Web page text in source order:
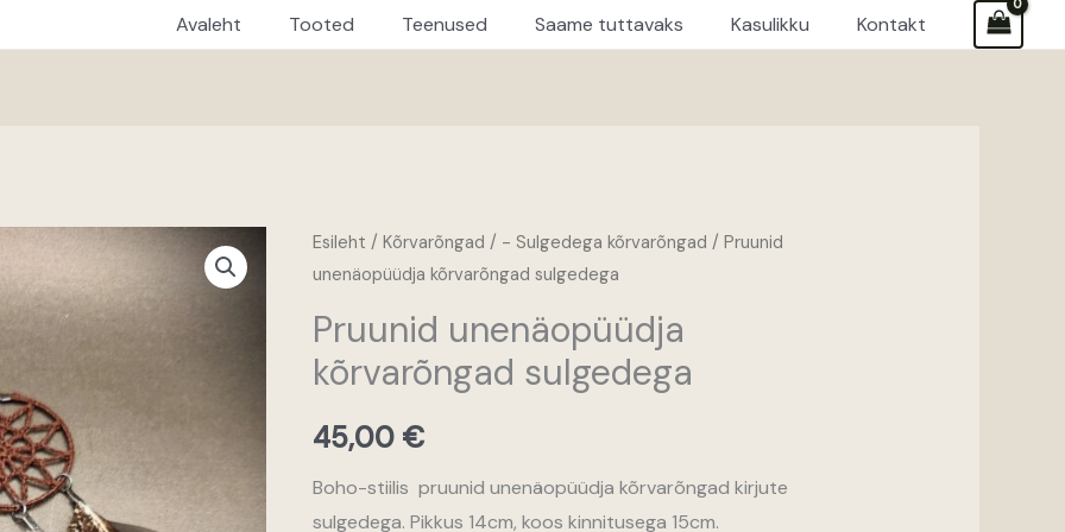
Avaleht Tooted Teenused Saame tuttavaks Kasulikku Kontakt
Esileht /Kõrvarõngad / - Sulgedega kõrvarõngad / Pruunid
unenäopüüdja kõrvarõngad sulgedega
Pruunid unenäopüüdja
kõrvarõngad sulgedega
45,00 €
Boho-stiilis pruunid unenäopüüdja kõrvarõngad kirjute
sulgedega. Pikkus 14cm, koos kinnitusega 15cm.
Pruunid
unenäopüüdja
kõrvarõngad
sulgedega
kogus